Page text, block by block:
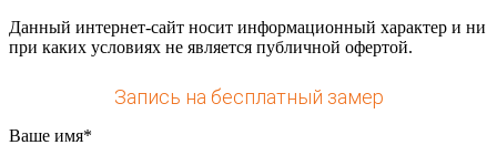
Данный интернет-сайт носит информационный характер и ни
при каких условиях не является публичной офертой.
Запись на бесплатный замер
Ваше имя*